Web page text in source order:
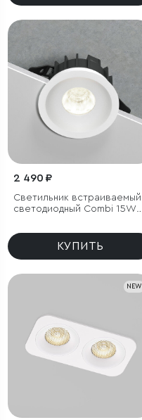
2 490 ₽
Светильник встраиваемый
светодиодный Combi 15W
КУПИТЬ
NEW